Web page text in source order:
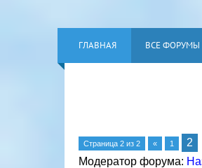
ГЛАВНАЯ ВСЕ ФОРУМЫ
Страница 2 из 2 « 1
2
Модератор форума: